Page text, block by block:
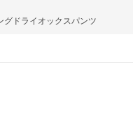
ドライオックスパンツ